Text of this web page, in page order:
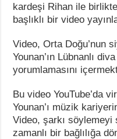
kardeşi Rihan ile
başlıklı bir video
Video, Orta Doğu’nun
Younan’ın Lübnanlı
yorumlamasını
Bu video YouTube’da
Younan’ı müzik
Video, şarkı söylemeyi
zamanlı bir bağlılığa